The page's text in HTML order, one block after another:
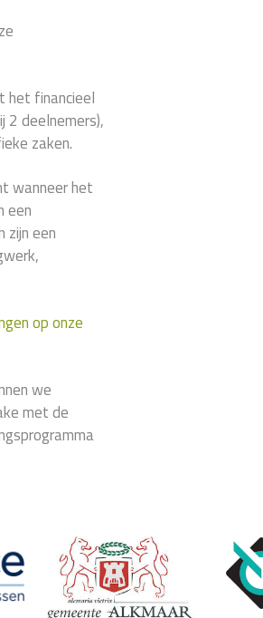
het financieel
2 deelnemers),
zaken.
wanneer het
een
zijn een
op onze
we
met de